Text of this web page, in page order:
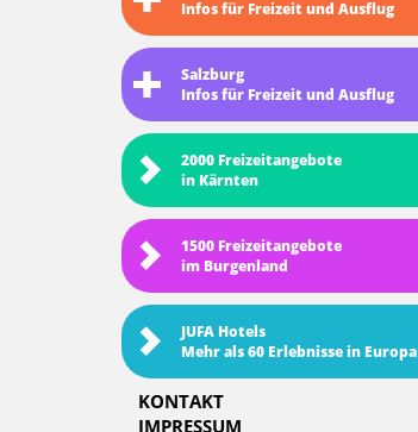
Infos für Freizeit und Ausflug
Salzburg
Infos für Freizeit und Ausflug
2000 Freizeitangebote
in Kärnten
1500 Freizeitangebote
im Burgenland
JUFA Hotels
Mehr als 60 Erlebnisse in Europa
KONTAKT
IMPRESSUM